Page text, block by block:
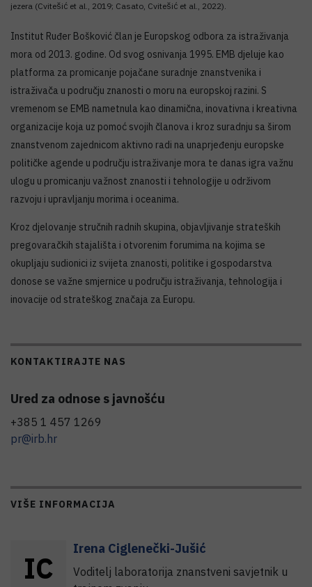
jezera (Cvitešić et al., 2019; Casato, Cvitešić et al., 2022).
Institut Ruđer Bošković član je Europskog odbora za istraživanja
mora od 2013. godine. Od svog osnivanja 1995. EMB djeluje kao
platforma za promicanje pojačane suradnje znanstvenika i
istraživača u području znanosti o moru na europskoj razini. S
vremenom se EMB nametnula kao dinamična, inovativna i kreativna
organizacije koja uz pomoć svojih članova i kroz suradnju sa širom
znanstvenom zajednicom aktivno radi na unaprjeđenju europske
političke agende u području istraživanje mora te danas igra važnu
ulogu u promicanju važnost znanosti i tehnologije u održivom
razvoju i upravljanju morima i oceanima.
Kroz djelovanje stručnih radnih skupina, objavljivanje strateških
pregovaračkih stajališta i otvorenim forumima na kojima se
okupljaju sudionici iz svijeta znanosti, politike i gospodarstva
donose se važne smjernice u području istraživanja, tehnologija i
inovacije od strateškog značaja za Europu.
KONTAKTIRAJTE NAS
Ured za odnose s javnošću
+385 1 457 1269
pr@irb.hr
VIŠE INFORMACIJA
IC
Irena Ciglenečki-Jušić
Voditelj laboratorija znanstveni savjetnik u